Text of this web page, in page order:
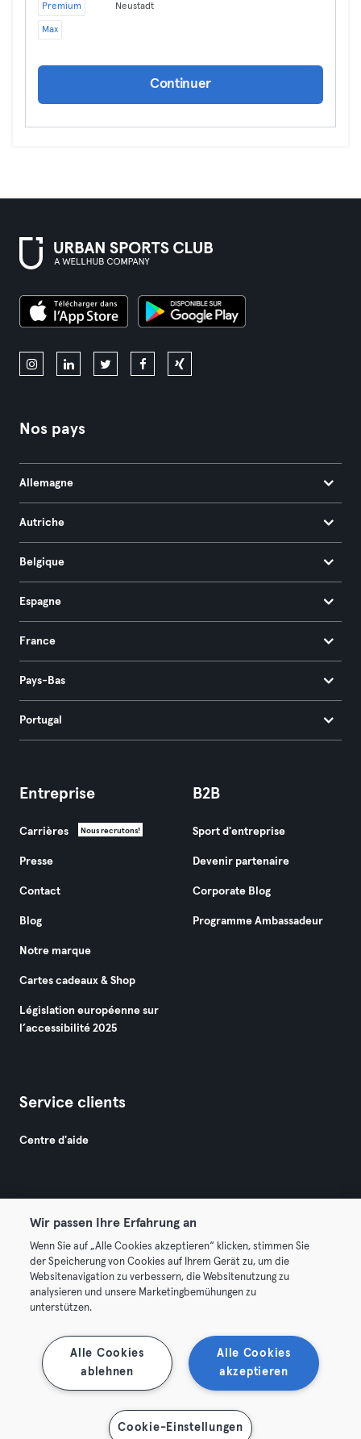
Premium
Max
Neustadt
Continuer
Nos pays
Allemagne
Autriche
Belgique
Espagne
France
Pays-Bas
Portugal
Entreprise
Carrières Nous recrutons!
Presse
Contact
Blog
Notre marque
Cartes cadeaux & Shop
Législation européenne sur
l’accessibilité 2025
B2B
Sport d'entreprise
Devenir partenaire
Corporate Blog
Programme Ambassadeur
Service clients
Centre d'aide
© 2026 Urban Sports Group GmbH. All rights reserved.
Conditions générales Politique de confidentialité
Mentions légales
Se rétracter ici
Wir passen Ihre Erfahrung an
Wenn Sie auf „Alle Cookies akzeptieren“ klicken, stimmen Sie
der Speicherung von Cookies auf Ihrem Gerät zu, um die
Websitenavigation zu verbessern, die Websitenutzung zu
analysieren und unsere Marketingbemühungen zu
unterstützen.
Alle Cookies
akzeptieren
Alle Cookies
ablehnen
Cookie-Einstellungen